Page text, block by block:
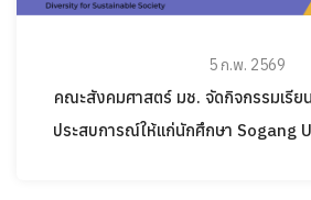
5 ก.พ. 2569
คณะสังคมศาสตร์ มช. จัดกิจกรรมเรีย
ประสบการณ์ให้แก่นักศึกษา Sogang